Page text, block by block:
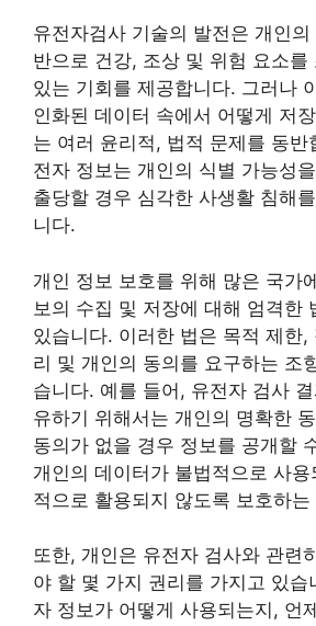
유전자검사 기술의 발전은 개인의
반으로 건강, 조상 및 위험 요소를
있는 기회를 제공합니다. 그러나
인화된 데이터 속에서 어떻게 저
는 여러 윤리적, 법적 문제를 동반
전자 정보는 개인의 식별 가능성
출당할 경우 심각한 사생활 침해
니다.
개인 정보 보호를 위해 많은 국가
보의 수집 및 저장에 대해 엄격한
있습니다. 이러한 법은 목적 제한,
리 및 개인의 동의를 요구하는 조
습니다. 예를 들어, 유전자 검사
유하기 위해서는 개인의 명확한
동의가 없을 경우 정보를 공개할
개인의 데이터가 불법적으로 사
적으로 활용되지 않도록 보호하
또한, 개인은 유전자 검사와 관련
야 할 몇 가지 권리를 가지고 있습
자 정보가 어떻게 사용되는지, 언